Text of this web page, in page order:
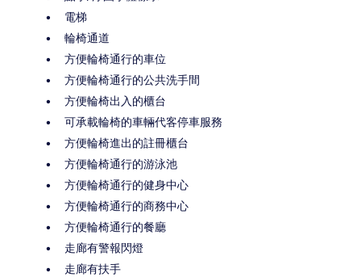
電梯
輪椅通道
方便輪椅通行的車位
方便輪椅通行的公共洗手間
方便輪椅出入的櫃台
可承載輪椅的車輛代客停車服務
方便輪椅進出的註冊櫃台
方便輪椅通行的游泳池
方便輪椅通行的健身中心
方便輪椅通行的商務中心
方便輪椅通行的餐廳
走廊有警報閃燈
走廊有扶手